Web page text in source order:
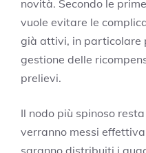
novità. Secondo le
vuole evitare le
già attivi, in particolare
gestione delle
prelievi.
Il nodo più spinoso
verranno messi